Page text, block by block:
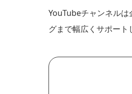
YouTubeチャンネル
グまで幅広くサポート